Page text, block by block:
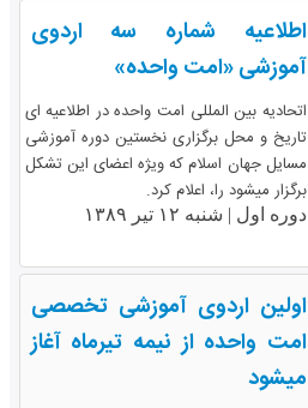
اطلاعیه شماره سه اردوی
آموزشی «امت واحده»
اتحادیه بین المللی امت واحده در اطلاعیه ای
تاریخ و محل برگزاری نخستین دوره آموزشی
مسایل جهان اسلام که ویژه اعضای این تشکل
برگزار میشود را، اعلام کرد.
دوره اول | شنبه ۱۲ تیر ۱۳۸۹
اولین اردوی آموزشی تخصصی
امت واحده از نیمه تیرماه آغاز
میشود